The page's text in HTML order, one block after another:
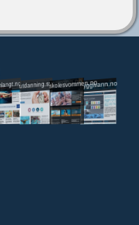
utdanning.svomming.no
skolesvommen.notryggivann.no